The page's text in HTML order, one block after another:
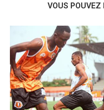
VOUS POUVEZ